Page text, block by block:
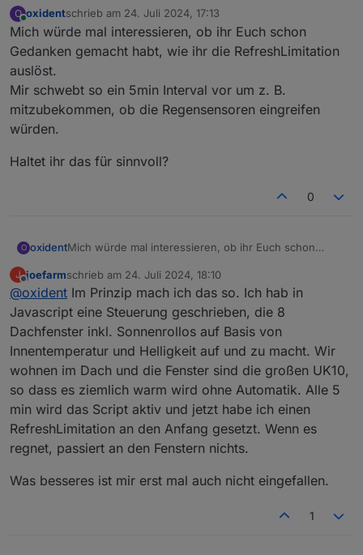
O
Online
oxidentschrieb am 24. Juli 2024, 17:13
zuletzt editiert von
Mich würde mal interessieren, ob ihr Euch schon
Gedanken gemacht habt, wie ihr die RefreshLimitation
auslöst.
Mir schwebt so ein 5min Interval vor um z. B.
mitzubekommen, ob die Regensensoren eingreifen
würden.
Haltet ihr das für sinnvoll?
0
O oxidentMich würde mal interessieren, ob ihr Euch schon
auslöst.
Mir schwebt so ein 5min Interval vor um z. B.
mitzubekommen, ob die Regensensoren eingreifen
würden.
Haltet ihr das für sinnvoll?
J
Offline
joefarmschrieb am 24. Juli 2024, 18:10
zuletzt editiert von
@oxident Im Prinzip mach ich das so. Ich hab in
Javascript eine Steuerung geschrieben, die 8
Dachfenster inkl. Sonnenrollos auf Basis von
Innentemperatur und Helligkeit auf und zu macht. Wir
wohnen im Dach und die Fenster sind die großen UK10,
so dass es ziemlich warm wird ohne Automatik. Alle 5
min wird das Script aktiv und jetzt habe ich einen
RefreshLimitation an den Anfang gesetzt. Wenn es
regnet, passiert an den Fenstern nichts.
Was besseres ist mir erst mal auch nicht eingefallen.
1